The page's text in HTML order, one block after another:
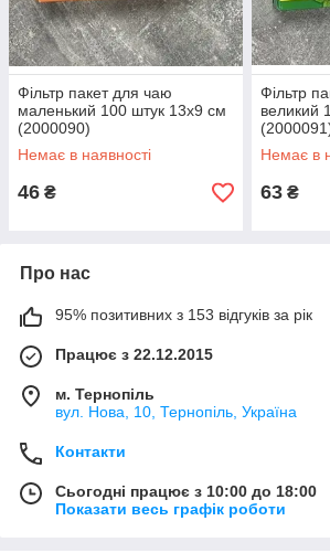
Фільтр пакет для чаю
маленький 100 штук 13х9 см
(2000090)
Немає в наявності
46 ₴
Фільтр
великий
Немає в
63 ₴
Про нас
95% позитивних з 153 відгуків за рік
Працює з 22.12.2015
м. Тернопіль
вул. Нова, 10, Тернопіль, Україна
Контакти
Сьогодні працює з 10:00 до 18:00
Показати весь графік роботи